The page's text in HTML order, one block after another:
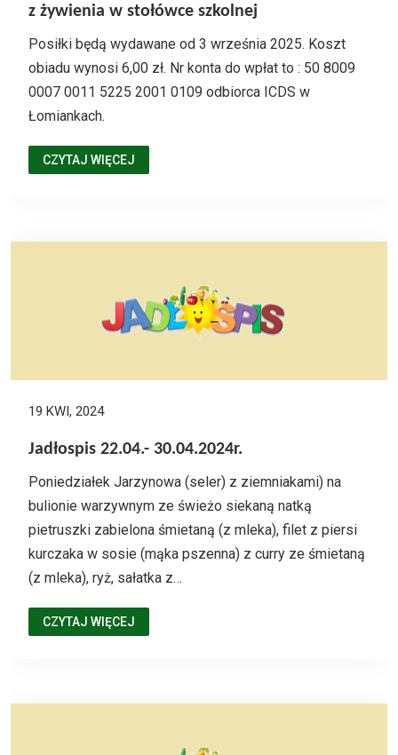
z żywienia w stołówce szkolnej
Posiłki będą wydawane od 3 września 2025. Koszt
obiadu wynosi 6,00 zł. Nr konta do wpłat to : 50 8009
0007 0011 5225 2001 0109 odbiorca ICDS w
Łomiankach.
CZYTAJ WIĘCEJ
19 KWI, 2024
Jadłospis 22.04.- 30.04.2024r.
Poniedziałek Jarzynowa (seler) z ziemniakami) na
bulionie warzywnym ze świeżo siekaną natką
pietruszki zabielona śmietaną (z mleka), filet z piersi
kurczaka w sosie (mąka pszenna) z curry ze śmietaną
(z mleka), ryż, sałatka z…
CZYTAJ WIĘCEJ